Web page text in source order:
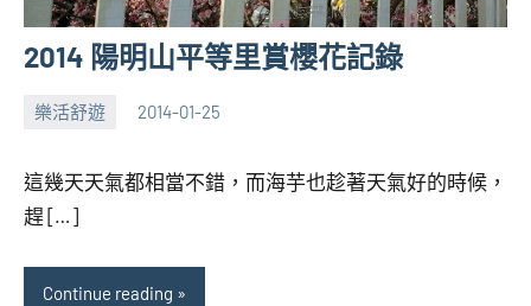
2014 陽明山平等里賞櫻花記錄
樂活舒遊 2014-01-25
張
芋
No
這幾天天氣都相當不錯，而海芋也趁著天氣好的時候，
趕 […]
Continue reading